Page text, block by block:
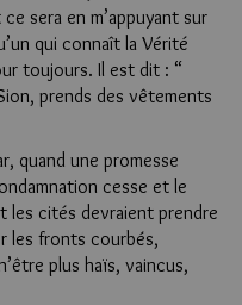
sera en m’appuyant sur
qui connaît la Vérité
toujours. Il est dit : “
prends des vêtements
quand une promesse
cesse et le
les cités devraient prendre
les fronts courbés,
plus haïs, vaincus,